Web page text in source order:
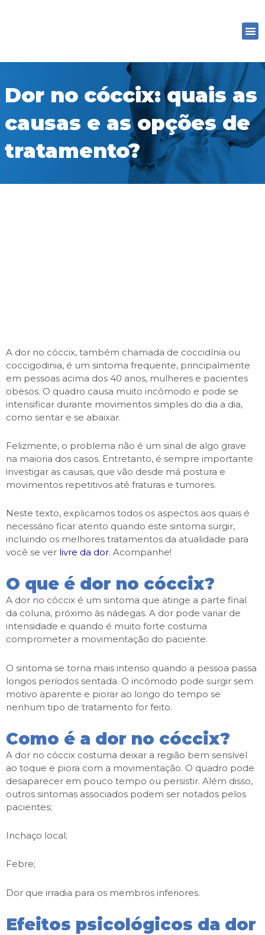
Dor no cóccix: quais as
causas e as opções de
tratamento?
A dor no cóccix, também chamada de coccidínia ou
coccigodinia, é um sintoma frequente, principalmente
em pessoas acima dos 40 anos, mulheres e pacientes
obesos. O quadro causa muito incômodo e pode se
intensificar durante movimentos simples do dia a dia,
como sentar e se abaixar.
Felizmente, o problema não é um sinal de algo grave
na maioria dos casos. Entretanto, é sempre importante
investigar as causas, que vão desde má postura e
movimentos repetitivos até fraturas e tumores.
Neste texto, explicamos todos os aspectos aos quais é
necessário ficar atento quando este sintoma surgir,
incluindo os melhores tratamentos da atualidade para
você se ver livre da dor. Acompanhe!
O que é dor no cóccix?
A dor no cóccix é um sintoma que atinge a parte final
da coluna, próximo às nádegas. A dor pode variar de
intensidade e quando é muito forte costuma
comprometer a movimentação do paciente.
O sintoma se torna mais intenso quando a pessoa passa
longos períodos sentada. O incômodo pode surgir sem
motivo aparente e piorar ao longo do tempo se
nenhum tipo de tratamento for feito.
Como é a dor no cóccix?
A dor no cóccix costuma deixar a região bem sensível
ao toque e piora com a movimentação. O quadro pode
desaparecer em pouco tempo ou persistir. Além disso,
outros sintomas associados podem ser notados pelos
pacientes;
Inchaço local;
Febre;
Dor que irradia para os membros inferiores.
Efeitos psicológicos da dor